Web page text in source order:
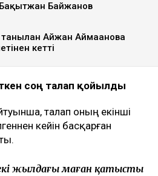
Байжанов
Айжан Аймағанова
кетті
соң талап қойылды
талап оның екінші
кейін басқарған
жылдағы маған қатысты